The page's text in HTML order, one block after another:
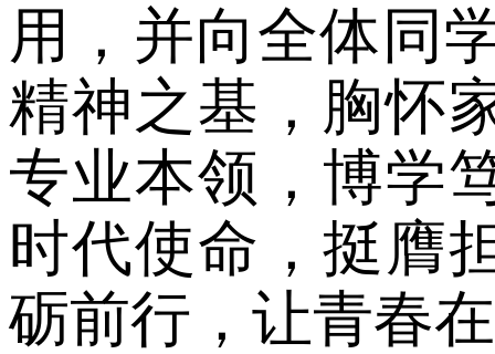
用，并向全体同
精神之基，胸怀
专业本领，博学
时代使命，挺膺
砺前行，让青春